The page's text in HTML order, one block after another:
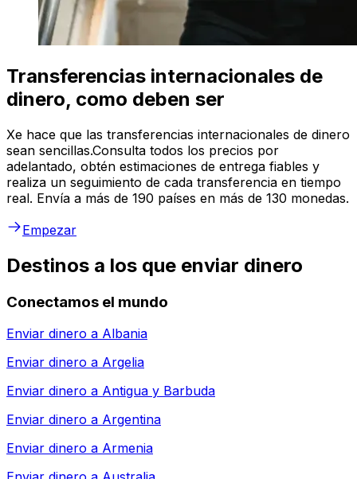
Transferencias internacionales de
dinero, como deben ser
Xe hace que las transferencias internacionales de dinero
sean sencillas.Consulta todos los precios por
adelantado, obtén estimaciones de entrega fiables y
realiza un seguimiento de cada transferencia en tiempo
real. Envía a más de 190 países en más de 130 monedas.
Empezar
Destinos a los que enviar dinero
Conectamos el mundo
Enviar dinero a Albania
Enviar dinero a Argelia
Enviar dinero a Antigua y Barbuda
Enviar dinero a Argentina
Enviar dinero a Armenia